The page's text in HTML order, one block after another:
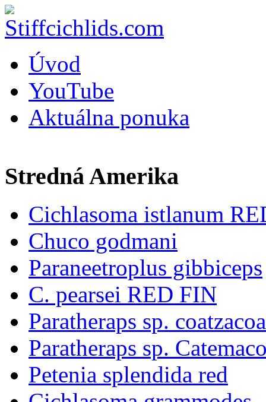
Úvod
YouTube
Aktuálna ponuka
Stredná Amerika
Cichlasoma istlanum
Chuco godmani
Paraneetroplus gibbiceps
C. pearsei RED FIN
Paratheraps sp.
Paratheraps sp.
Petenia splendida red